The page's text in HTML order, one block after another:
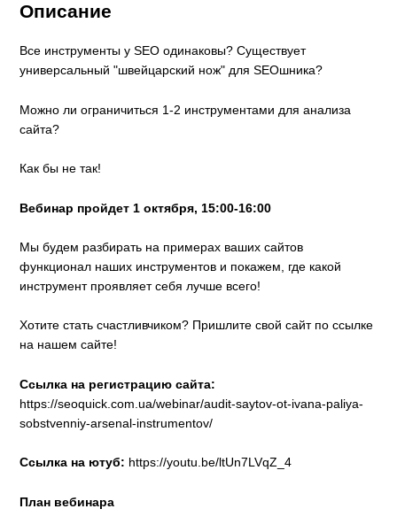
Описание
Все инструменты у SEO одинаковы? Существует
универсальный "швейцарский нож" для SEOшника?
Можно ли ограничиться 1-2 инструментами для анализа
сайта?
Как бы не так!
Вебинар пройдет 1 октября, 15:00-16:00
Мы будем разбирать на примерах ваших сайтов
функционал наших инструментов и покажем, где какой
инструмент проявляет себя лучше всего!
Хотите стать счастливчиком? Пришлите свой сайт по ссылке
на нашем сайте!
Ссылка на регистрацию сайта:
https://seoquick.com.ua/webinar/audit-saytov-ot-ivana-paliya-
sobstvenniy-arsenal-instrumentov/
Ссылка на ютуб: https://youtu.be/ltUn7LVqZ_4
План вебинара